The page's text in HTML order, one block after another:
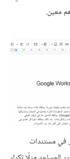
معين.
في مستندات